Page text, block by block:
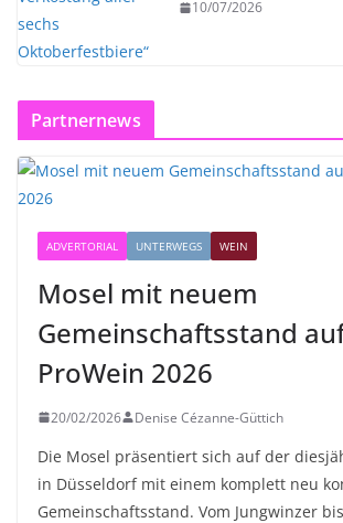
10/07/2026
Partnernews
ADVERTORIAL UNTERWEGS WEIN
Mosel mit neuem
Gemeinschaftsstand
ProWein 2026
20/02/2026 Denise Cézanne-Güttich
Die Mosel präsentiert sich auf der
in Düsseldorf mit einem komplett neu
Gemeinschaftsstand. Vom Jungwinzer